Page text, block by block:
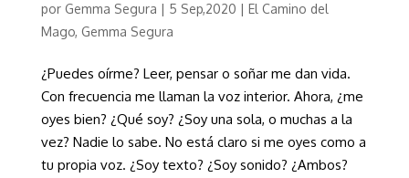
por Gemma Segura | 5 Sep,2020 | El Camino del
Mago, Gemma Segura
¿Puedes oírme? Leer, pensar o soñar me dan vida.
Con frecuencia me llaman la voz interior. Ahora, ¿me
oyes bien? ¿Qué soy? ¿Soy una sola, o muchas a la
vez? Nadie lo sabe. No está claro si me oyes como a
tu propia voz. ¿Soy texto? ¿Soy sonido? ¿Ambos?